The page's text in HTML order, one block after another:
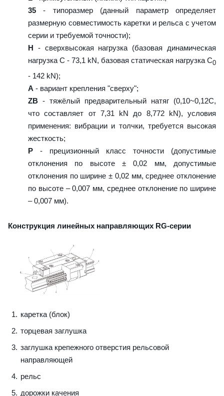
35 - типоразмер (данный параметр определяет
размерную совместимость каретки и рельса с учетом
серии и требуемой точности);
H - сверхвысокая нагрузка (базовая динамическая
нагрузка C - 73,1 kN, базовая статическая нагрузка С0
- 142 kN);
A - вариант крепления "сверху";
ZB - тяжёлый предварительный натяг (0,10~0,12C,
что составляет от 7,31 kN до 8,772 kN), условия
применения: вибрации и толчки, требуется высокая
жесткость;
P - прецизионный класс точности (допустимые
отклонения по высоте ± 0,02 мм, допустимые
отклонения по ширине ± 0,02 мм, среднее отклонение
по высоте – 0,007 мм, среднее отклонение по ширине
– 0,007 мм).
Конструкция линейных направляющих RG-серии
каретка (блок)
торцевая заглушка
заглушка крепежного отверстия рельсовой
направляющей
рельс
дорожки качения